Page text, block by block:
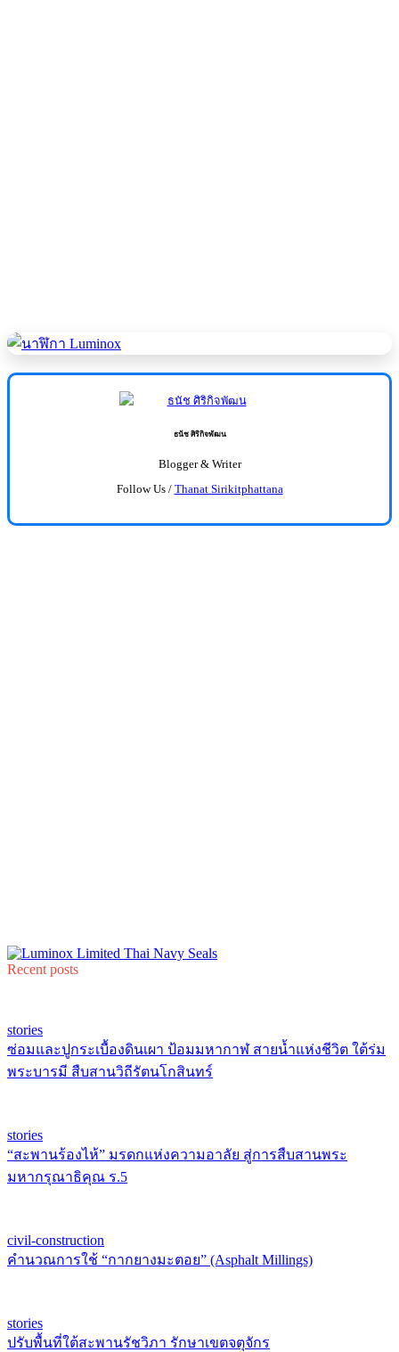
ธนัช ศิริกิจพัฒน
Blogger & Writer
Follow Us / Thanat Sirikitphattana
Recent posts
stories
ซ่อมและปูกระเบื้องดินเผา ป้อมมหากาฬ สายน้ำแห่งชีวิต ใต้ร่ม
พระบารมี สืบสานวิถีรัตนโกสินทร์
stories
“สะพานร้องไห้” มรดกแห่งความอาลัย สู่การสืบสานพระ
มหากรุณาธิคุณ ร.5
civil-construction
คำนวณการใช้ “กากยางมะตอย” (Asphalt Millings)
stories
ปรับพื้นที่ใต้สะพานรัชวิภา รักษาเขตจตุจักร